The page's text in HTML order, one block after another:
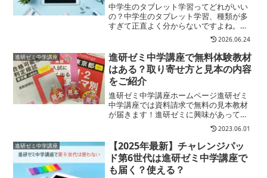
中学生のタブレット学習ってどれがいい
の？中学生のタブレット学習、種類が多
すぎて正直よく分からないですよね。で
も実は、選び方はかなりシンプル。子ど
ものタイプに合わせるだけ迷っている場
合は、まずはバランス型の教材から検討
すると失敗しにくいです。...
2026.06.24
進研ゼミ中学講座
進研ゼミ中学講座で無料体験教材
はある？取り寄せ方と見本の内容
をご紹介
進研ゼミ中学講座ホームページ進研ゼミ
中学講座では資料請求で無料の見本教材
が届きます！進研ゼミに興味があっても
いきなり入会するのは心配ですよね？そ
こで活用したいのが「無料教材」「体験
見本」といった、入会前に事前に教材を
手に取ることができるお試...
2023.06.01
進研ゼミ中学講座
【2025年最新】チャレンジパッ
ド第6世代は進研ゼミ中学講座で
も届く？使える？